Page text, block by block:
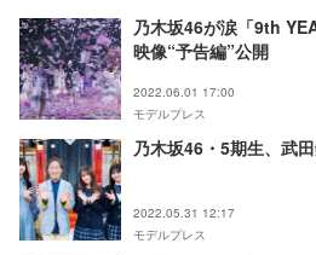
乃木坂46が涙「9th
映像“予告編”公開
2022.06.01 17:00
モデルプレス
乃木坂46・5期生、武
2022.05.31 12:17
モデルプレス